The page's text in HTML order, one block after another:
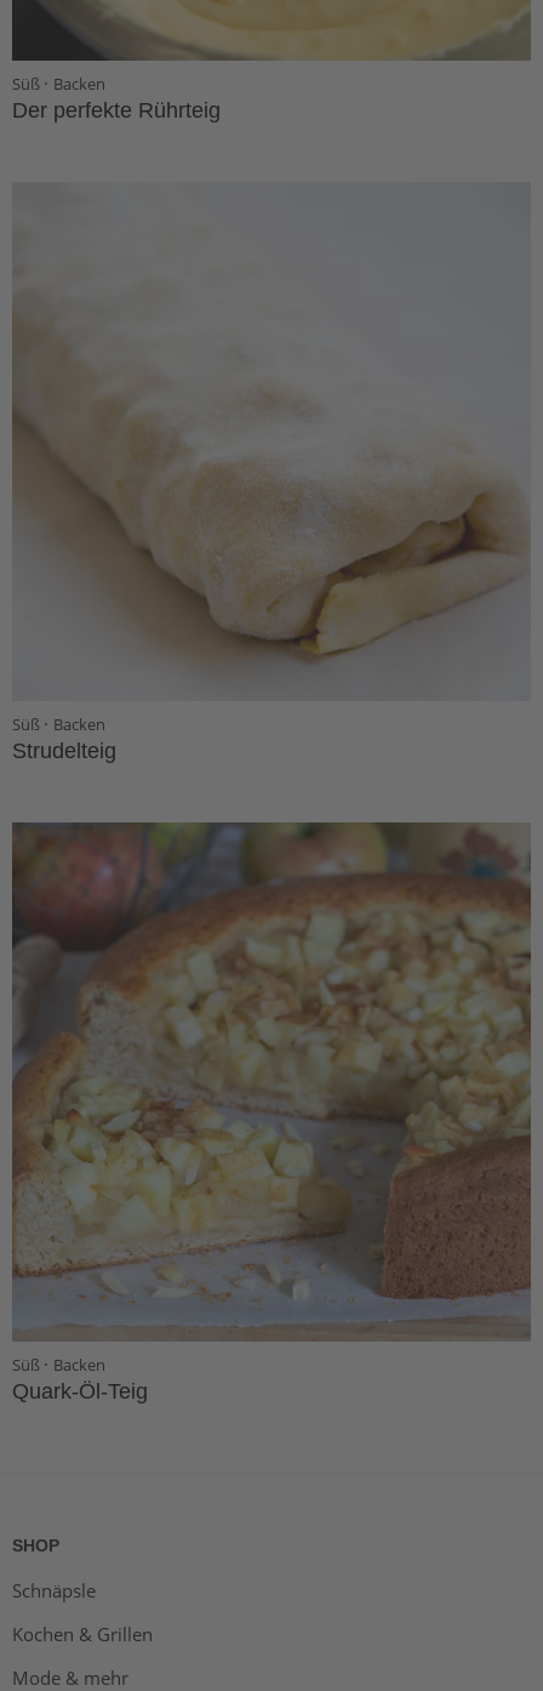
Süß · Backen
Der perfekte Rührteig
Süß · Backen
Strudelteig
Süß · Backen
Quark-Öl-Teig
SHOP
Schnäpsle
Kochen & Grillen
Mode & mehr